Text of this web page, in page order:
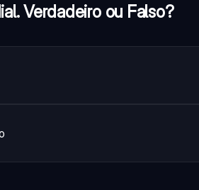
Verdadeiro ou Falso?